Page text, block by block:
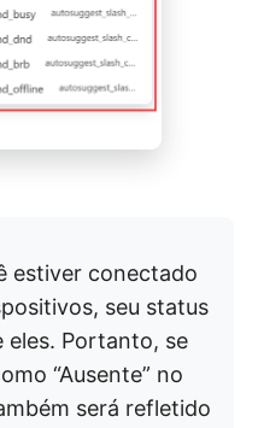
estiver conectado
seu status
eles. Portanto, se
“Ausente” no
será refletido